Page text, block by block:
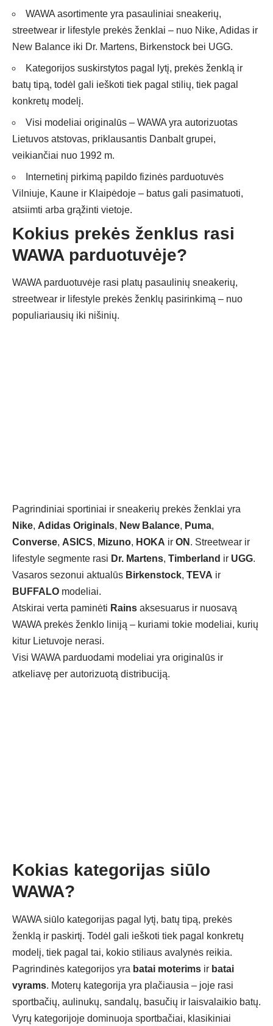
WAWA asortimente yra pasauliniai sneakerių,
streetwear ir lifestyle prekės ženklai – nuo Nike, Adidas ir
New Balance iki Dr. Martens, Birkenstock bei UGG.
Kategorijos suskirstytos pagal lytį, prekės ženklą ir
batų tipą, todėl gali ieškoti tiek pagal stilių, tiek pagal
konkretų modelį.
Visi modeliai originalūs – WAWA yra autorizuotas
Lietuvos atstovas, priklausantis Danbalt grupei,
veikiančiai nuo 1992 m.
Internetinį pirkimą papildo fizinės parduotuvės
Vilniuje, Kaune ir Klaipėdoje – batus gali pasimatuoti,
atsiimti arba grąžinti vietoje.
Kokius prekės ženklus rasi
WAWA parduotuvėje?
WAWA parduotuvėje rasi platų pasaulinių sneakerių,
streetwear ir lifestyle prekės ženklų pasirinkimą – nuo
populiariausių iki nišinių.
Pagrindiniai sportiniai ir sneakerių prekės ženklai yra
Nike, Adidas Originals, New Balance, Puma,
Converse, ASICS, Mizuno, HOKA ir ON . Streetwear ir
lifestyle segmente rasi Dr. Martens, Timberland ir UGG.
Vasaros sezonui aktualūs Birkenstock, TEVA ir
BUFFALO modeliai.
Atskirai verta paminėti Rains aksesuarus ir nuosavą
WAWA prekės ženklo liniją – kuriami tokie modeliai, kurių
kitur Lietuvoje nerasi.
Visi WAWA parduodami modeliai yra originalūs ir
atkeliavę per autorizuotą distribuciją.
Kokias kategorijas siūlo
WAWA?
WAWA siūlo kategorijas pagal lytį, batų tipą, prekės
ženklą ir paskirtį. Todėl gali ieškoti tiek pagal konkretų
modelį, tiek pagal tai, kokio stiliaus avalynės reikia.
Pagrindinės kategorijos yra batai moterims ir batai
vyrams. Moterų kategorija yra plačiausia – joje rasi
sportbačių, aulinukų, sandalų, basučių ir laisvalaikio batų.
Vyrų kategorijoje dominuoja sportbačiai, klasikiniai